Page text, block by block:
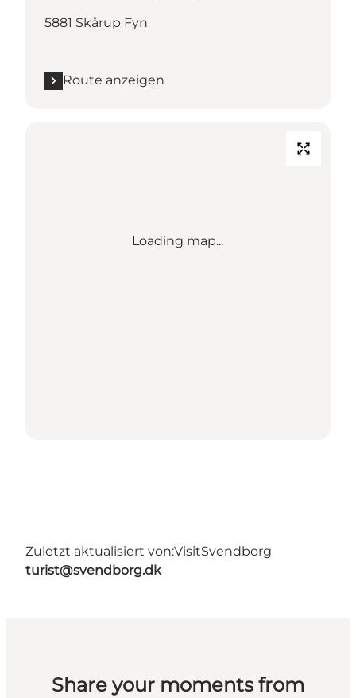
5881 Skårup Fyn
Route anzeigen
Loading map...
Zuletzt aktualisiert von:VisitSvendborg
turist@svendborg.dk
Share your moments from